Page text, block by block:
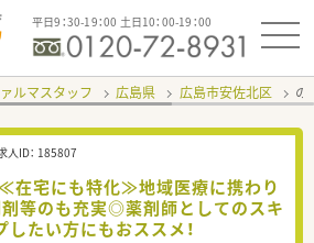
平日9：30-19：00 土日10：00-19：00
ルマスタッフ 広島県 広島市安佐北区 の
人ID： 185807
≪在宅にも特化≫地域医療に携わり
剤等のも充実◎薬剤師としてのスキ
したい方にもおススメ！